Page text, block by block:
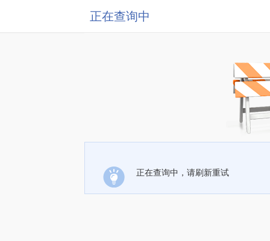
正在查询中
正在查询中，请刷新重试